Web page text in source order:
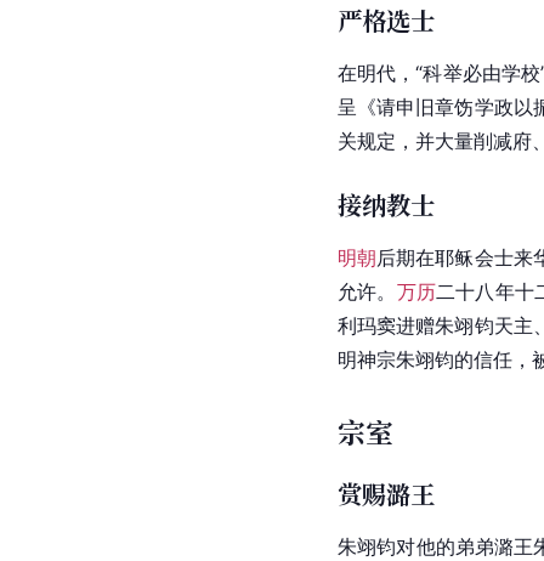
严格选士
在明代，“科举必由学
呈《请申旧章饬学政以
关规定，并大量削减府
接纳教士
明朝后期在耶稣会士来
允许。 万历二十八年十
利玛窦进赠朱翊钧天主
明神宗朱翊钧的信任，
宗室
赏赐潞王
朱翊钧对他的弟弟潞王